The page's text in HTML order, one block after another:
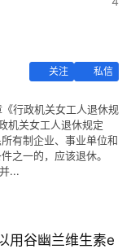
关注
私信
行政机关女工人退休规
机关女工人退休规定
有制企业、事业单位和
之一的，应该退休。
...
用谷幽兰维生素e